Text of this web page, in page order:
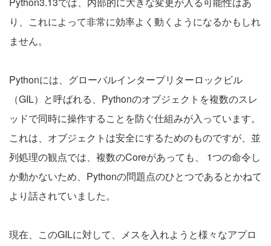
り、これによって非常に効率よく動くようになるかもしれ
ません。
Pythonには、グローバルインタープリターロックビル
（GIL）と呼ばれる、Pythonのオブジェクトを複数のスレ
ッドで同時に操作することを防ぐ仕組みが入っています。
これは、オブジェクトは安全にするためのものですが、並
列処理の観点では、複数のCoreがあっても、 1つの命令し
か動かないため、Pythonの問題点のひとつであるとかねて
より話されていました。
現在、このGILに対して、メスを入れようと様々なアプロ